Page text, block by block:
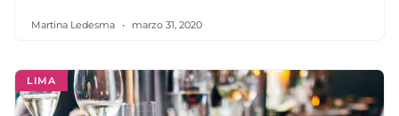
Martina Ledesma marzo 31, 2020
LIMA